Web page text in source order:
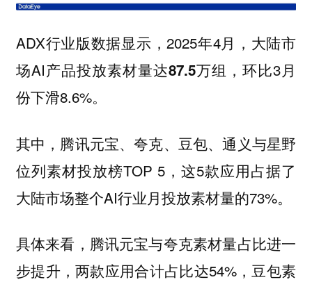
ADX行业版数据显示，2025年4月，大陆市
场AI产品投放素材量达87.5万组 ，环比3月
份下滑8.6%。
其中，腾讯元宝、夸克、豆包、通义与星野
位列素材投放榜TOP 5，这5款应用占据了
大陆市场整个AI行业月投放素材量的73%。
具体来看，腾讯元宝与夸克素材量占比进一
步提升，两款应用合计占比达54%，豆包素